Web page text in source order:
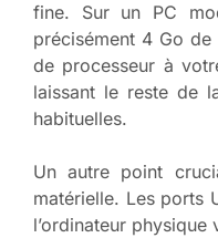
fine. Sur un PC
précisément 4 Go
de processeur à
laissant le reste de
habituelles.
Un autre point
matérielle. Les ports
l’ordinateur